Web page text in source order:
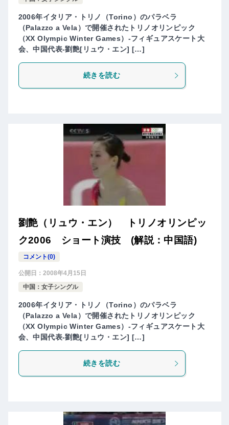
2006年イタリア・トリノ（Torino）のパラベラ
（Palazzo a Vela）で開催されたトリノオリンピック
（XX Olympic Winter Games）-フィギュアスケート大
会、中国代表-劉艶[リュウ・エン] […]
続きを読む
劉艶（リュウ・エン） トリノオリンピッ
ク2006 ショート演技 (解説：中国語)
コメント(0)
公開日： 2008年4月15日
中国：女子シングル
2006年イタリア・トリノ（Torino）のパラベラ
（Palazzo a Vela）で開催されたトリノオリンピック
（XX Olympic Winter Games）-フィギュアスケート大
会、中国代表-劉艶[リュウ・エン] […]
続きを読む